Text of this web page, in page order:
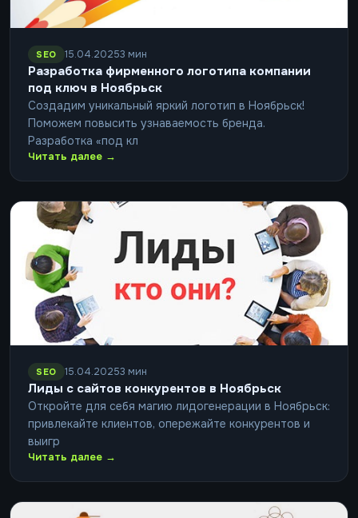
SEO 15.04.20253 мин
Разработка фирменного логотипа компании
под ключ в Ноябрьск
Создадим уникальный яркий логотип в Ноябрьск!
Поможем повысить узнаваемость бренда.
Разработка «под кл
Читать далее →
SEO 15.04.20253 мин
Лиды с сайтов конкурентов в Ноябрьск
Откройте для себя магию лидогенерации в Ноябрьск:
привлекайте клиентов, опережайте конкурентов и
выигр
Читать далее →